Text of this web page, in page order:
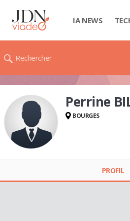
IA NEWS
Rechercher
Perrine
BOURGES
PROFIL